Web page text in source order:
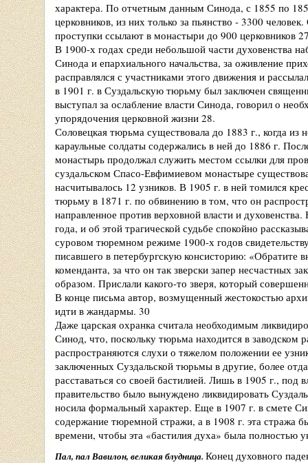
характера. По отчетным данным Синода, с 1855 по
церковников, из них только за пьянство - 3300
проступки ссылают в монастыри до 900 церковников
В 1900-х годах среди небольшой части духовенства
Синода и епархиального начальства, за оживление
расправлялся с участниками этого движения и
в 1901 г. в Суздальскую тюрьму был заключен
выступал за ослабление власти Синода, говорил о
упорядочения церковной жизни 28.
Соловецкая тюрьма существовала до 1883 г., когда из
караульные солдаты содержались в ней до 1886 г.
монастырь продолжал служить местом ссылки для
суздальском Спасо-Евфимиевом монастыре
насчитывалось 12 узников. В 1905 г. в ней томился
тюрьму в 1871 г. по обвинению в том, что он
направленное против верховной власти и
года, и об этой трагической судьбе спокойно
суровом тюремном режиме 1900-х годов
писавшего в петербургскую консисторию:
коменданта, за что он так зверски запер несчастных
образом. Прислали какого-то зверя, который
В конце письма автор, возмущенный жестокостью
идти в жандармы. 30
Даже царская охранка считала необходимым
Синод, что, поскольку тюрьма находится в заводском
распространяются слухи о тяжелом положении ее
заключенных Суздальской тюрьмы в другие, более
расставаться со своей бастилией. Лишь в 1905 г., под
правительство было вынуждено ликвидировать
носила формальный характер. Еще в 1907 г. в смете
содержание тюремной стражи, а в 1908 г. эта стража
времени, чтобы эта «бастилия духа» была полностью
Пал, пал Вавилон, великая блудница. Конец духовного